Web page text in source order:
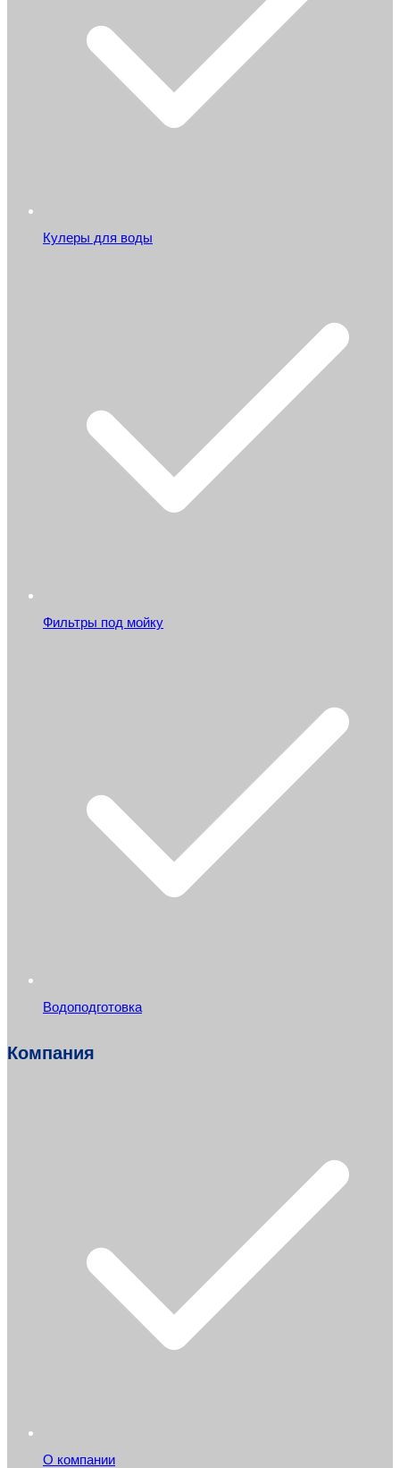
Кулеры для воды
Фильтры под мойку
Водоподготовка
Компания
О компании